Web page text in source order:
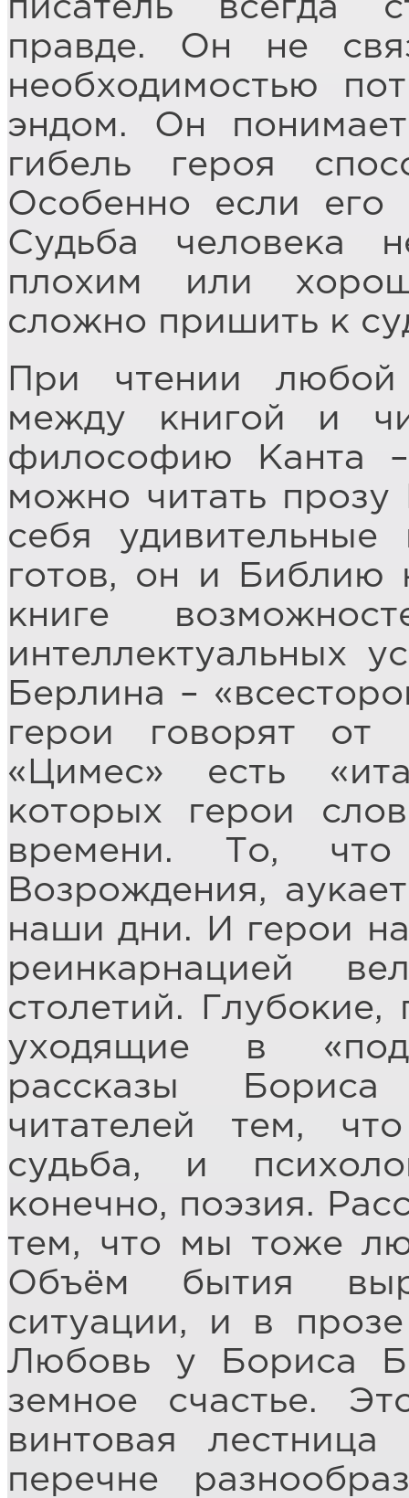
писатель всегда
правде. Он не
необходимостью
эндом. Он
гибель героя
Особенно если его
Судьба человека
плохим или
сложно пришить к
При чтении
между книгой и
философию Канта
можно читать прозу
себя
готов, он и Библию
книге
интеллектуальных
Берлина –
герои говорят от
«Цимес» есть
которых герои
времени. То,
Возрождения,
наши дни. И герои
реинкарнацией
столетий. Глубокие,
уходящие в
рассказы
читателей тем,
судьба, и
конечно, поэзия.
тем, что мы тоже
Объём бытия
ситуации, и в
Любовь у Бориса
земное счастье.
винтовая
перечне